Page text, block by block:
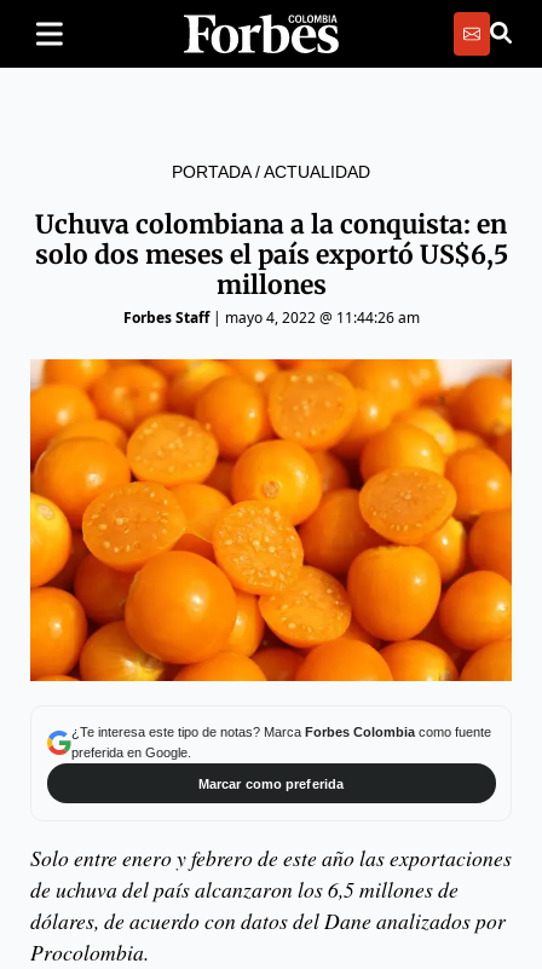
PORTADA/ACTUALIDAD
Uchuva colombiana a la conquista: en
solo dos meses el país exportó US$6,5
millones
Forbes Staff| mayo 4, 2022 @ 11:44:26 am
¿Te interesa este tipo de notas? Marca Forbes Colombiacomo fuente
preferida en Google.
Marcar como preferida
Solo entre enero y febrero de este año las exportaciones
de uchuva del país alcanzaron los 6,5 millones de
dólares, de acuerdo con datos del Dane analizados por
Procolombia.